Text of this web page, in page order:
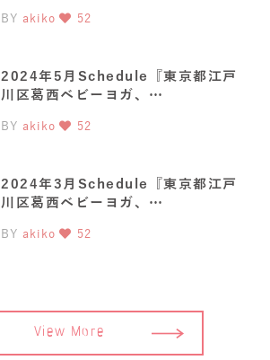
BY akiko 52
2024年5月Schedule『東京都江戸
川区葛西ベビーヨガ、…
BY akiko 52
2024年3月Schedule『東京都江戸
川区葛西ベビーヨガ、…
BY akiko 52
View More